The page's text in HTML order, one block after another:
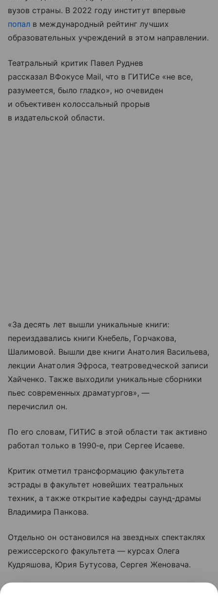
вузов страны. В 2022 году институт впервые
попал в международный рейтинг лучших
образовательных учреждений в этом направлении.
Театральный критик Павел Руднев
рассказал ВФокусе Mail, что в ГИТИСе «не все,
разумеется, было гладко», но очевиден
и объективен колоссальный прорыв
в издательской области.
«За десять лет вышли уникальные книги:
переиздавались книги Кнебель, Горчакова,
Шалимовой. Вышли две книги Анатолия Васильева,
лекции Анатолия Эфроса, театроведческой записи
Хайченко. Также выходили уникальные сборники
пьес современных драматургов», —
перечислил он.
По его словам, ГИТИС в этой области так активно
работал только в 1990‑е, при Сергее Исаеве.
Критик отметил трансформацию факультета
эстрады в факультет новейших театральных
техник, а также открытие кафедры саунд-драмы
Владимира Панкова.
Отдельно он остановился на звездных спектаклях
режиссерского факультета — курсах Олега
Кудряшова, Юрия Бутусова, Сергея Женовача.